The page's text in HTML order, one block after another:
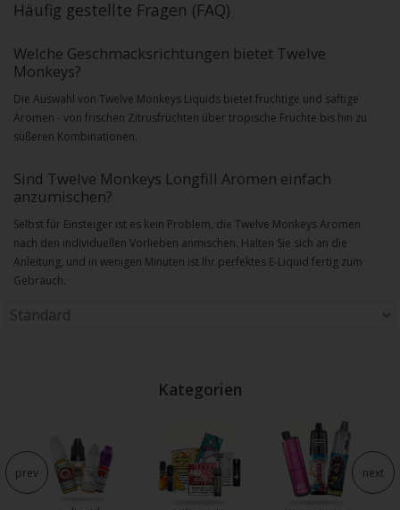
Häufig gestellte Fragen (FAQ)
Welche Geschmacksrichtungen bietet Twelve
Monkeys?
Die Auswahl von Twelve Monkeys Liquids bietet fruchtige und saftige
Aromen - von frischen Zitrusfrüchten über tropische Früchte bis hin zu
süßeren Kombinationen.
Sind Twelve Monkeys Longfill Aromen einfach
anzumischen?
Selbst für Einsteiger ist es kein Problem, die Twelve MonkeysAromen
nach den individuellen Vorlieben anmischen. Halten Sie sich an die
Anleitung, und in wenigen Minuten ist Ihr perfektes E-Liquid fertig zum
Gebrauch.
Kategorien
prev next